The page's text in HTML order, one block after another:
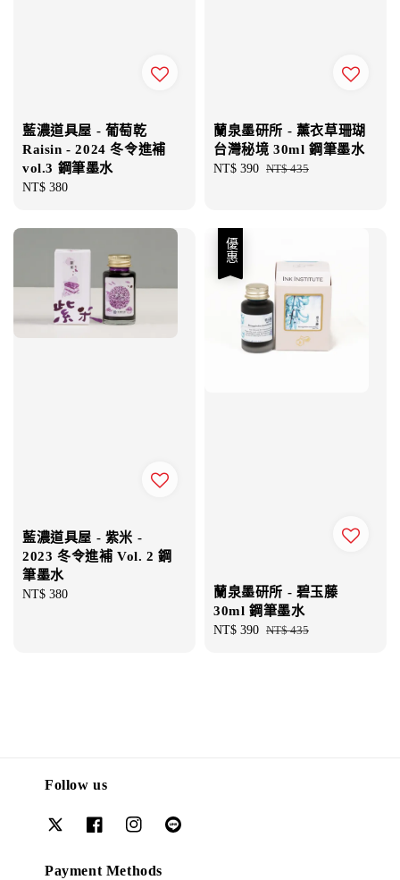
藍濃道具屋 - 葡萄乾
Raisin - 2024 冬令進補
vol.3 鋼筆墨水
Regular
NT$ 380
蘭泉墨研所 - 薰衣草珊瑚
台灣秘境 30ml 鋼筆墨水
Sale
NT$ 390 Regular
NT$ 435
藍濃道具屋 - 紫米 -
2023 冬令進補 Vol. 2 鋼
筆墨水
Regular
NT$ 380
優惠
蘭泉墨研所 - 碧玉藤
30ml 鋼筆墨水
Sale
NT$ 390 Regular
NT$ 435
Follow us
Payment Methods